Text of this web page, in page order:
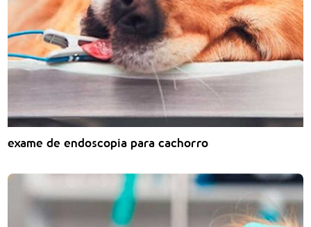
exame de endoscopia para cachorro